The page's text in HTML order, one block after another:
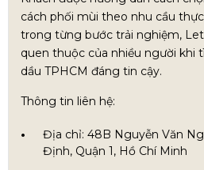
cách phối mùi theo nhu cầu
trong từng bước trải nghiệm,
quen thuộc của nhiều người khi
dầu TPHCM đáng tin cậy.
Thông tin liên hệ:
Địa chỉ: 48B Nguyễn Văn
Định, Quận 1, Hồ Chí Minh